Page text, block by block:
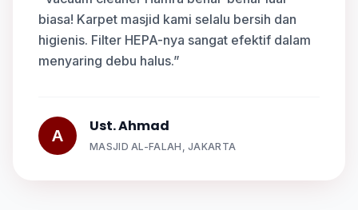
biasa! Karpet masjid kami selalu bersih dan
higienis. Filter HEPA-nya sangat efektif dalam
menyaring debu halus.”
A
Ust. Ahmad
MASJID AL-FALAH, JAKARTA